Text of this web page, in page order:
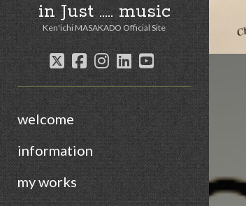
in Just ..... music
Ken'ichi MASAKADO Official Site
twitter
facebook
instagram
linkedin
youtube
welcome
information
my works